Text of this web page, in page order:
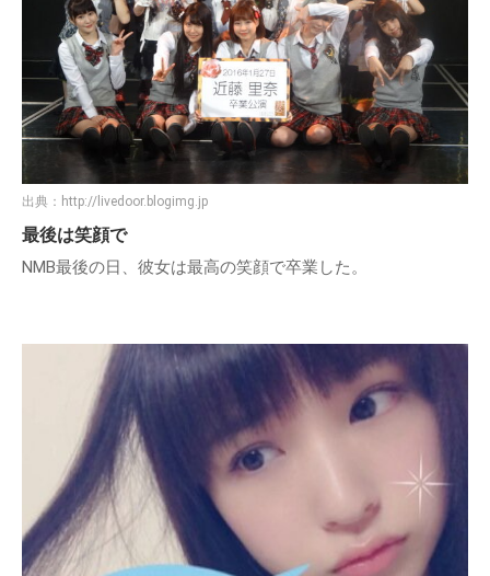
出典： http://livedoor.blogimg.jp
最後は笑顔で
NMB最後の日、彼女は最高の笑顔で卒業した。